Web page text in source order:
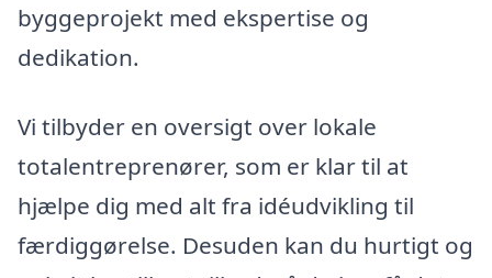
byggeprojekt med ekspertise og
dedikation.
Vi tilbyder en oversigt over lokale
totalentreprenører, som er klar til at
hjælpe dig med alt fra idéudvikling til
færdiggørelse. Desuden kan du hurtigt og